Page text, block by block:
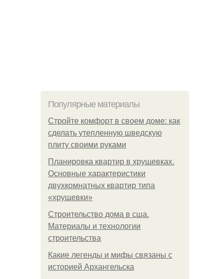
Популярные материалы
Стройте комфорт в своем доме: как
сделать утепленную шведскую
плиту своими руками
Планировка квартир в хрущевках.
Основные характеристики
двухкомнатных квартир типа
«хрущевки»
Строительство дома в сша.
Материалы и технологии
строительства
Какие легенды и мифы связаны с
историей Архангельска